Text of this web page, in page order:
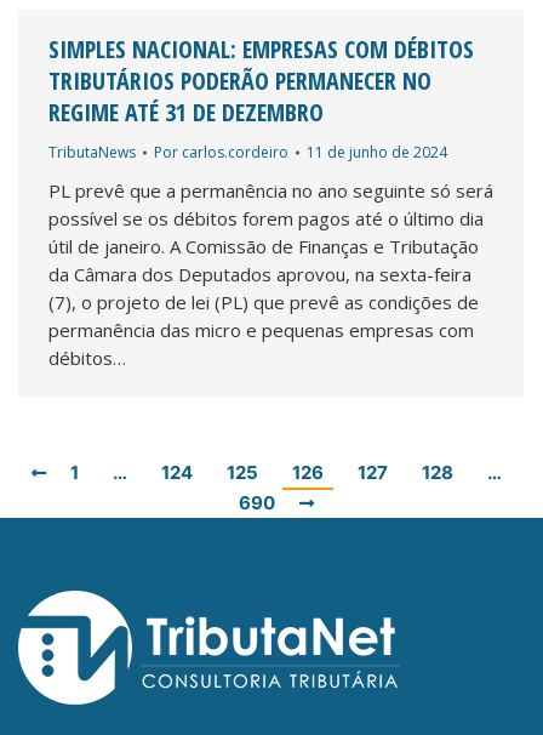
SIMPLES NACIONAL: EMPRESAS COM DÉBITOS
TRIBUTÁRIOS PODERÃO PERMANECER NO
REGIME ATÉ 31 DE DEZEMBRO
TributaNews Por carlos.cordeiro 11 de junho de 2024
PL prevê que a permanência no ano seguinte só será
possível se os débitos forem pagos até o último dia
útil de janeiro. A Comissão de Finanças e Tributação
da Câmara dos Deputados aprovou, na sexta-feira
(7), o projeto de lei (PL) que prevê as condições de
permanência das micro e pequenas empresas com
débitos…
1 … 124 125 126 127 128
…
690